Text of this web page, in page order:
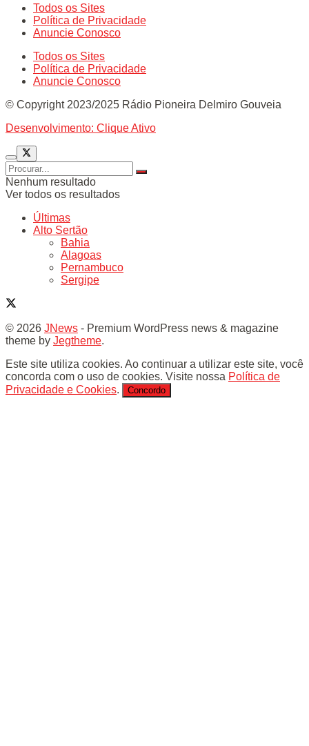
Todos os Sites
Política de Privacidade
Anuncie Conosco
Todos os Sites
Política de Privacidade
Anuncie Conosco
© Copyright 2023/2025 Rádio Pioneira Delmiro Gouveia
Desenvolvimento: Clique Ativo
Nenhum resultado
Ver todos os resultados
Últimas
Alto Sertão
Bahia
Alagoas
Pernambuco
Sergipe
© 2026 JNews - Premium WordPress news & magazine
theme by Jegtheme.
Este site utiliza cookies. Ao continuar a utilizar este site, você
concorda com o uso de cookies. Visite nossa Política de
Privacidade e Cookies. Concordo